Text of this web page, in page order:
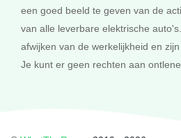
een goed beeld te geven van de
van alle leverbare elektrische
afwijken van de werkelijkheid en
Je kunt er geen rechten aan